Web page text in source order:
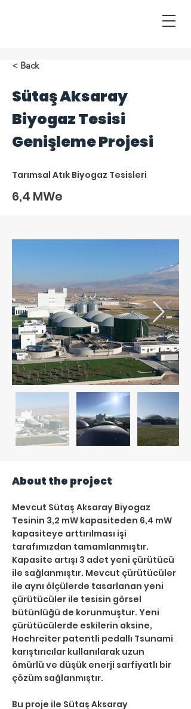
< Back
Sütaş Aksaray
Biyogaz Tesisi
Genişleme Projesi
Tarımsal Atık Biyogaz Tesisleri
6,4 MWe
About the project
Mevcut Sütaş Aksaray Biyogaz
Tesinin 3,2 mW kapasiteden 6,4 mW
kapasiteye arttırılması işi
tarafımızdan tamamlanmıştır.
Kapasite artışı 3 adet yeni çürütücü
ile sağlanmıştır. Mevcut çürütücüler
ile aynı ölçülerde tasarlanan yeni
çürütücüler ile tesisin görsel
bütünlüğü de korunmuştur. Yeni
çürütücülerde eskilerin aksine,
Hochreiter patentli pedallı Tsunami
karıştırıcılar kullanılarak uzun
ömürlü ve düşük enerji sarfiyatlı bir
çözüm sağlanmıştır.
Bu proje ile Sütaş Aksaray